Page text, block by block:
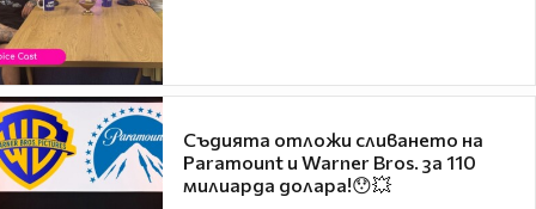
Съдията отложи сливането на
Paramount и Warner Bros. за 110
милиарда долара!😯💥